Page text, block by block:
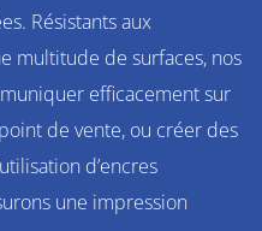
Résistants aux
multitude de surfaces, nos
efficacement sur
de vente, ou créer des
d’encres
une impression